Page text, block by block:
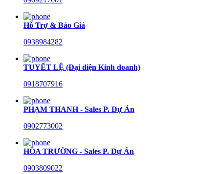
Hỗ Trợ & Báo Giá
0938984282
TUYẾT LỆ (Đại diện Kinh doanh)
0918707916
PHẠM THANH - Sales P. Dự Án
0902773002
HÒA TRƯỜNG - Sales P. Dự Án
0903809022